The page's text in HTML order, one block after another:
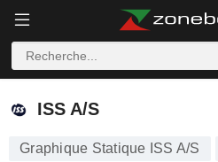
ISS A/S
ISS A/S
Graphique Statique ISS A/S